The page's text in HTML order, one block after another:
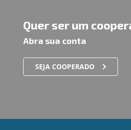
Quer ser um
Abra sua conta
SEJA COOPERADO